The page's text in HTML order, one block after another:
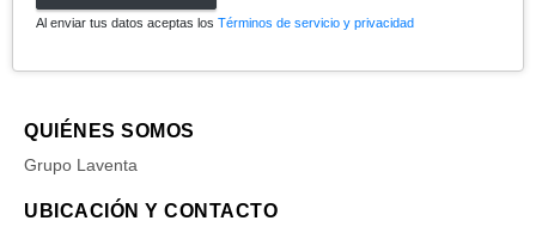
Al enviar tus datos aceptas los Términos de servicio y privacidad
QUIÉNES SOMOS
Grupo Laventa
UBICACIÓN Y CONTACTO